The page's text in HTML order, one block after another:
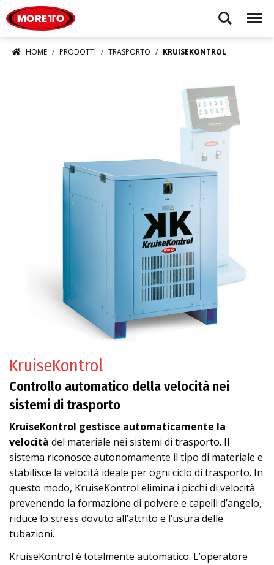
Search Menu
HOME PRODOTTI TRASPORTO KRUISEKONTROL
KruiseKontrol
Controllo automatico della velocità nei
sistemi di trasporto
KruiseKontrol gestisce automaticamente la
velocità del materiale nei sistemi di trasporto. Il
sistema riconosce autonomamente il tipo di materiale e
stabilisce la velocità ideale per ogni ciclo di trasporto. In
questo modo, KruiseKontrol elimina i picchi di velocità
prevenendo la formazione di polvere e capelli d’angelo,
riduce lo stress dovuto all’attrito e l’usura delle
tubazioni.
KruiseKontrol è totalmente automatico. L’operatore